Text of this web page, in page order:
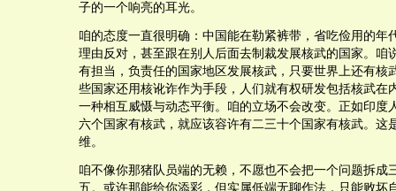
子的一个响亮的耳光。
咱的态度一直很明确：中国能在勒紧裤带，省吃俭用的年
理由反对，甚至跟在别人后面去制裁发展核武的国家。咱
有担当，负责任的国家地区发展核武，只要世界上还有核
些国家还用核讹诈作为手段，人们就有权研发包括核武在
一种相互威慑与动态平衡。咱的立场不会改变。正如印度
六个国家有核武，就应该容许有二三十个国家有核武。这
维。
咱不像你那猪队员端的无赖，不愿也不会把一个问题拆成
五。或许那能给你添彩，但实属低端无聊作法，只能败坏